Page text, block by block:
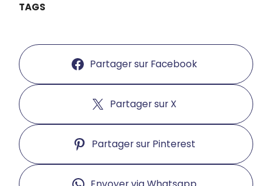
TAGS
Partager sur Facebook
Partager sur X
Partager sur Pinterest